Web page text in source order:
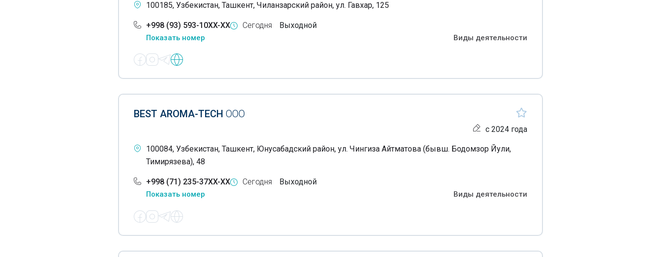
100185, Узбекистан, Ташкент, Чиланзарский район, ул. Гавхар, 125
+998 (93) 593-10XX-XX
Показать номер
Сегодня Выходной
Виды деятельности
BEST AROMA-TECH ООО
с 2024 года
100084, Узбекистан, Ташкент, Юнусабадский район, ул. Чингиза Айтматова (бывш. Бодомзор Йули,
Тимирязева), 48
+998 (71) 235-37XX-XX
Показать номер
Сегодня Выходной
Виды деятельности